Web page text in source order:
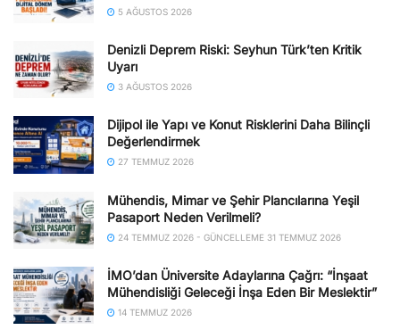
5 AĞUSTOS 2026
Denizli Deprem Riski: Seyhun Türk’ten Kritik
Uyarı
3 AĞUSTOS 2026
Dijipol ile Yapı ve Konut Risklerini Daha Bilinçli
Değerlendirmek
27 TEMMUZ 2026
Mühendis, Mimar ve Şehir Plancılarına Yeşil
Pasaport Neden Verilmeli?
24 TEMMUZ 2026 - GÜNCELLEME 31 TEMMUZ 2026
İMO’dan Üniversite Adaylarına Çağrı: “İnşaat
Mühendisliği Geleceği İnşa Eden Bir Meslektir”
14 TEMMUZ 2026